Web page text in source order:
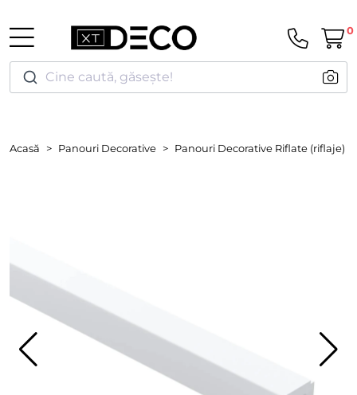
Cine caută, găsește!
0
Acasă Panouri Decorative Panouri Decorative Riflate (riflaje)